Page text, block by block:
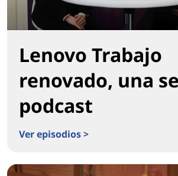
Lenovo Trabajo
renovado, una
podcast
Ver episodios >